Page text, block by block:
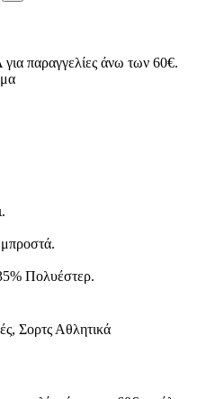
παραγγελίες άνω των 60€.
Πολυέστερ.
Σορτς Αθλητικά